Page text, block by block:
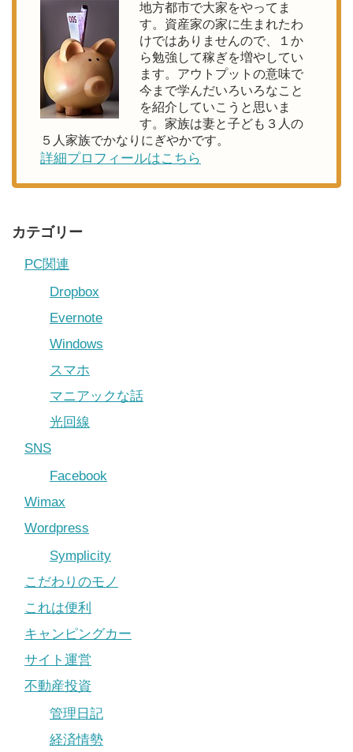
地方都市で大家をやってま
す。資産家の家に生まれたわ
けではありませんので、１か
ら勉強して稼ぎを増やしてい
ます。アウトプットの意味で
今まで学んだいろいろなこと
を紹介していこうと思いま
す。家族は妻と子ども３人の
５人家族でかなりにぎやかです。
詳細プロフィールはこちら
カテゴリー
PC関連
Dropbox
Evernote
Windows
スマホ
マニアックな話
光回線
SNS
Facebook
Wimax
Wordpress
Symplicity
こだわりのモノ
これは便利
キャンピングカー
サイト運営
不動産投資
管理日記
経済情勢